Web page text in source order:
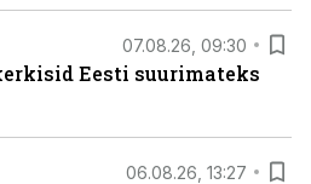
07.08.26, 09:30
Eesti suurimateks
06.08.26, 13:27